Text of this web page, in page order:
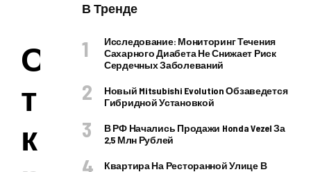
О
т
к
В Тренде
Исследование: Мониторинг Течения
Сахарного Диабета Не Снижает Риск
Сердечных Заболеваний
Новый Mitsubishi Evolution Обзаведется
Гибридной Установкой
В РФ Начались Продажи Honda Vezel За
2,5 Млн Рублей
Квартира На Ресторанной Улице В